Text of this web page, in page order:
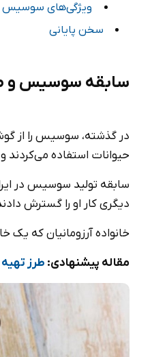
ویژگی‌های سوسیس
سخن پایانی
سابقه سوسیس و
در گذشته، سوسیس را از
حیوانات استفاده
دیگری کار او را گسترش
خانواده آرزومانیان که یک
مقاله پیشنهادی: طرز